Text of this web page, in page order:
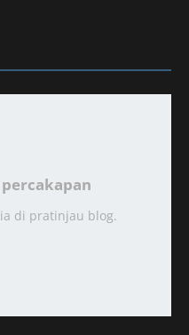
di pratinjau blog.